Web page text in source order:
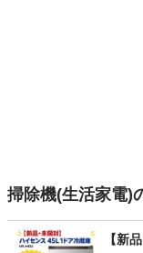
掃除機(生活家電)
【新